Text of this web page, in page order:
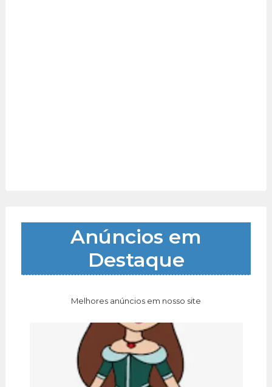
Anúncios em
Destaque
Melhores anúncios em nosso site